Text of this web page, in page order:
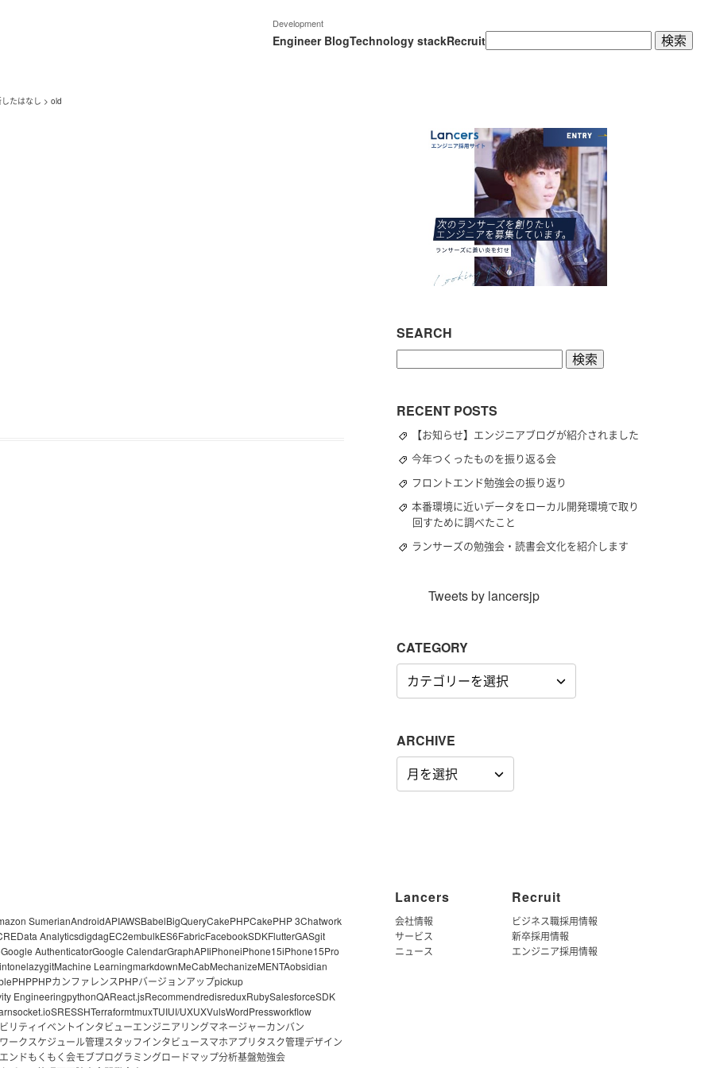
Development
Engineer BlogTechnology stackRecruit検
索:
たはなし > old
SEARCH
RECENT POSTS
【お知らせ】エンジニアブログが紹介されました
今年つくったものを振り返る会
フロントエンド勉強会の振り返り
本番環境に近いデータをローカル開発環境で取り
回すために調べたこと
ランサーズの勉強会・読書会文化を紹介します
Tweets by lancersjp
CATEGORY
CATEGORY
ARCHIVE
ARCHIVE
SumerianAndroidAPIAWSBabelBigQueryCakePHPCakePHP 3Chatwork
Data AnalyticsdigdagEC2embulkES6FabricFacebookSDKFlutterGASgit
Google AuthenticatorGoogle CalendarGraphAPIiPhoneiPhone15iPhone15Pro
lazygitMachine LearningmarkdownMeCabMechanizeMENTAobsidian
PHPPHPカンファレンスPHPバージョンアップpickup
EngineeringpythonQAReact.jsRecommendredisreduxRubySalesforceSDK
socket.ioSRESSHTerraformtmuxTUIUI/UXUXVulsWordPressworkflow
リティ イベントインタビューエンジニアリングマネージャーカンバン
ークスケジュール管理スタッフインタビュースマホアプリタスク管理デザイン
ンドもくもく会モブプログラミングロードマップ分析基盤勉強会
Lancers
会社情報
サービス
ニュース
Recruit
ビジネス職採用情報
新卒採用情報
エンジニア採用情報